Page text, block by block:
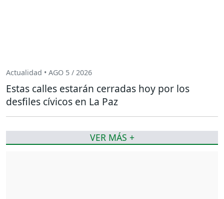
Actualidad • AGO 5 / 2026
Estas calles estarán cerradas hoy por los
desfiles cívicos en La Paz
VER MÁS +